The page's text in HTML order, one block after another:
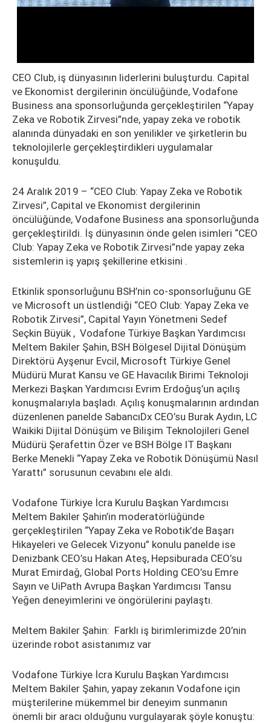
CEO Club, iş dünyasının liderlerini buluşturdu. Capital
ve Ekonomist dergilerinin öncülüğünde, Vodafone
Business ana sponsorluğunda gerçekleştirilen “Yapay
Zeka ve Robotik Zirvesi”nde, yapay zeka ve robotik
alanında dünyadaki en son yenilikler ve şirketlerin bu
teknolojilerle gerçekleştirdikleri uygulamalar
konuşuldu.
24 Aralık 2019 – “CEO Club: Yapay Zeka ve Robotik
Zirvesi”, Capital ve Ekonomist dergilerinin
öncülüğünde, Vodafone Business ana sponsorluğunda
gerçekleştirildi. İş dünyasının önde gelen isimleri “CEO
Club: Yapay Zeka ve Robotik Zirvesi”nde yapay zeka
sistemlerin iş yapış şekillerine etkisini .
Etkinlik sponsorluğunu BSH’nin co-sponsorluğunu GE
ve Microsoft un üstlendiği “CEO Club: Yapay Zeka ve
Robotik Zirvesi”, Capital Yayın Yönetmeni Sedef
Seçkin Büyük , Vodafone Türkiye Başkan Yardımcısı
Meltem Bakiler Şahin, BSH Bölgesel Dijital Dönüşüm
Direktörü Ayşenur Evcil, Microsoft Türkiye Genel
Müdürü Murat Kansu ve GE Havacılık Birimi Teknoloji
Merkezi Başkan Yardımcısı Evrim Erdoğuş’un açılış
konuşmalarıyla başladı. Açılış konuşmalarının ardından
düzenlenen panelde SabancıDx CEO’su Burak Aydın, LC
Waikiki Dijital Dönüşüm ve Bilişim Teknolojileri Genel
Müdürü Şerafettin Özer ve BSH Bölge IT Başkanı
Berke Menekli “Yapay Zeka ve Robotik Dönüşümü Nasıl
Yarattı” sorusunun cevabını ele aldı.
Vodafone Türkiye İcra Kurulu Başkan Yardımcısı
Meltem Bakiler Şahin’in moderatörlüğünde
gerçekleştirilen “Yapay Zeka ve Robotik’de Başarı
Hikayeleri ve Gelecek Vizyonu” konulu panelde ise
Denizbank CEO’su Hakan Ateş, Hepsiburada CEO’su
Murat Emirdağ, Global Ports Holding CEO’su Emre
Sayın ve UiPath Avrupa Başkan Yardımcısı Tansu
Yeğen deneyimlerini ve öngörülerini paylaştı.
Meltem Bakiler Şahin: Farklı iş birimlerimizde 20’nin
üzerinde robot asistanımız var
Vodafone Türkiye İcra Kurulu Başkan Yardımcısı
Meltem Bakiler Şahin, yapay zekanın Vodafone için
müşterilerine mükemmel bir deneyim sunmanın
önemli bir aracı olduğunu vurgulayarak şöyle konuştu: